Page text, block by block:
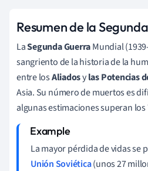
Resumen de la
LaSegunda GuerraMundial
sangriento de la historia de la
entre losAliadosylas Potencias
Asia. Su número de muertos es
algunas estimaciones superan
La mayor pérdida de vidas se
Unión Soviética(unos 27